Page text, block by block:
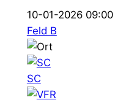
10-01-2026 09:00
Feld B
SC